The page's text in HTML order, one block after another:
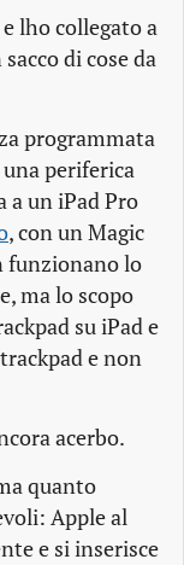
lho collegato a
di cose da
programmata
periferica
a un iPad Pro
, con un Magic
funzionano lo
ma lo scopo
su iPad e
e non
acerbo.
quanto
Apple al
e si inserisce